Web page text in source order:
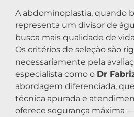
A abdominoplastia, quando
representa um divisor de
busca mais qualidade de
Os critérios de seleção são
necessariamente pela
especialista como o Dr
abordagem diferenciada,
técnica apurada e
oferece segurança máxima